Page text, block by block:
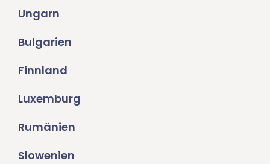
Ungarn
Bulgarien
Finnland
Luxemburg
Rumänien
Slowenien